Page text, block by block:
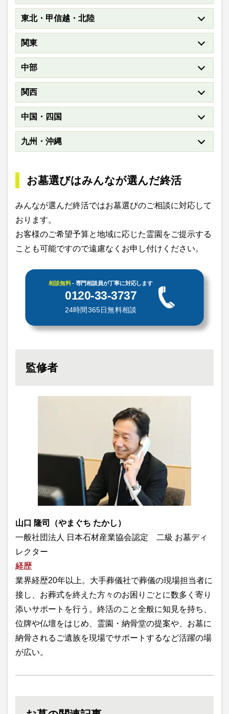
東北・甲信越・北陸
関東
中部
関西
中国・四国
九州・沖縄
お墓選びはみんなが選んだ終活
みんなが選んだ終活ではお墓選びのご相談に対応して
おります。
お客様のご希望予算と地域に応じた霊園をご提示する
ことも可能ですので遠慮なくお申し付けください。
相談無料- 専門相談員が丁寧に対応します
0120-33-3737
24時間365日無料相談
監修者
山口 隆司（やまぐち たかし）
一般社団法人 日本石材産業協会認定 二級 お墓ディ
レクター
経歴
業界経歴20年以上。大手葬儀社で葬儀の現場担当者に
接し、お葬式を終えた方々のお困りごとに数多く寄り
添いサポートを行う。終活のこと全般に知見を持ち、
位牌や仏壇をはじめ、霊園・納骨堂の提案や、お墓に
納骨されるご遺族を現場でサポートするなど活躍の場
が広い。